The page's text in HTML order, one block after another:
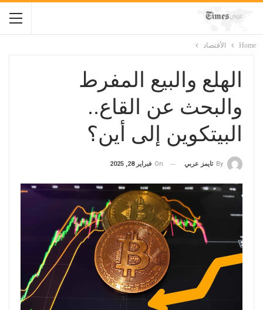
Home الأقتصاد
الهلع والبيع المفرط
والبحث عن القاع..
البيتكوين إلى أين؟
By تايمز عربي On فبراير 28, 2025